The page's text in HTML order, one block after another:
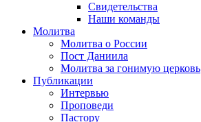
Свидетельства
Наши команды
Молитва
Молитва о России
Пост Даниила
Молитва за гонимую церковь
Публикации
Интервью
Проповеди
Пастору